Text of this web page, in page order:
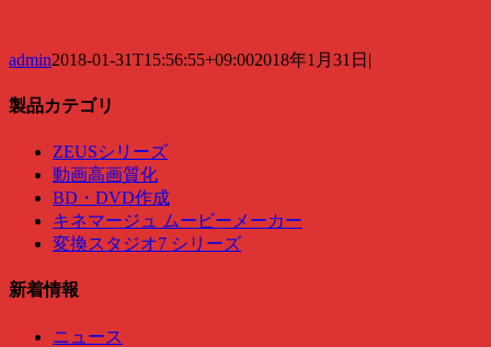
admin2018-01-31T15:56:55+09:002018年1月31日 |
製品カテゴリ
ZEUSシリーズ
動画高画質化
BD・DVD作成
キネマージュ ムービーメーカー
変換スタジオ7 シリーズ
新着情報
ニュース